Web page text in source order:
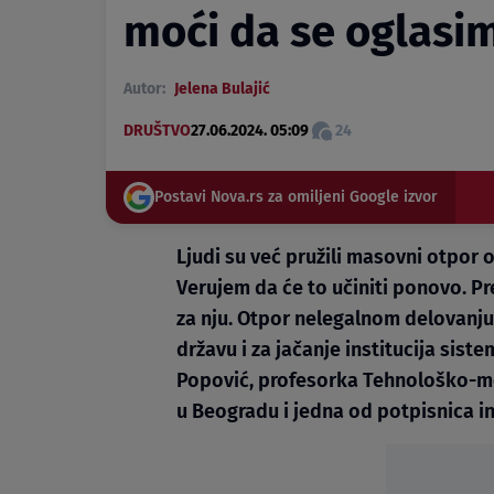
moći da se
Autor: Jelena Bulajić
DRUŠTVO27.06.2024. 05:09 24
Postavi Nova.rs za omiljeni Google izvor
Ljudi su već pružili masovni otpor
Verujem da će to učiniti ponovo.
za nju. Otpor nelegalnom
državu i za jačanje institucija
Popović, profesorka Tehnološko-
u Beogradu i jedna od potpisnica